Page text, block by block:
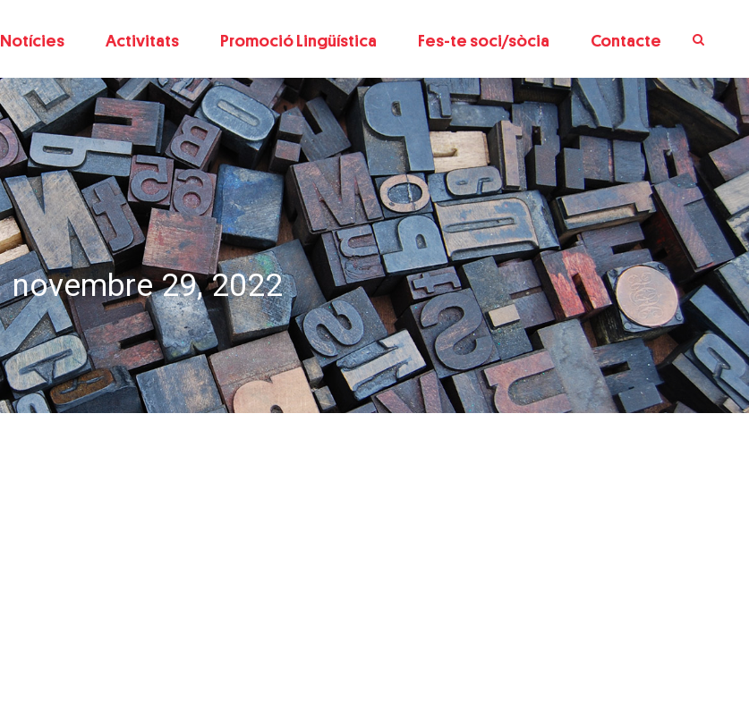
Notícies Activitats Promoció Lingüística Fes-te soci/sòcia Contacte
novembre 29, 2022